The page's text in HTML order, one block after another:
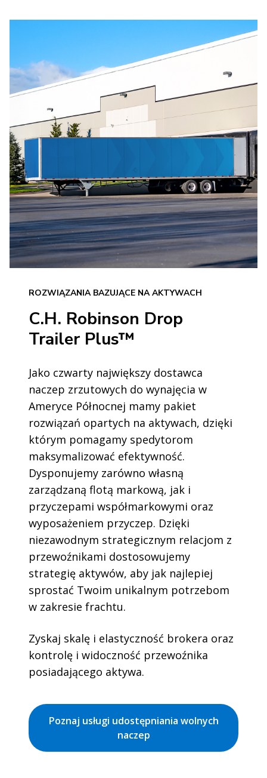
ROZWIĄZANIA BAZUJĄCE NA AKTYWACH
C.H. Robinson Drop
Trailer Plus™
Jako czwarty największy dostawca
naczep zrzutowych do wynajęcia w
Ameryce Północnej mamy pakiet
rozwiązań opartych na aktywach, dzięki
którym pomagamy spedytorom
maksymalizować efektywność.
Dysponujemy zarówno własną
zarządzaną flotą markową, jak i
przyczepami współmarkowymi oraz
wyposażeniem przyczep. Dzięki
niezawodnym strategicznym relacjom z
przewoźnikami dostosowujemy
strategię aktywów, aby jak najlepiej
sprostać Twoim unikalnym potrzebom
w zakresie frachtu.
Zyskaj skalę i elastyczność brokera oraz
kontrolę i widoczność przewoźnika
posiadającego aktywa.
Poznaj usługi udostępniania wolnych
naczep